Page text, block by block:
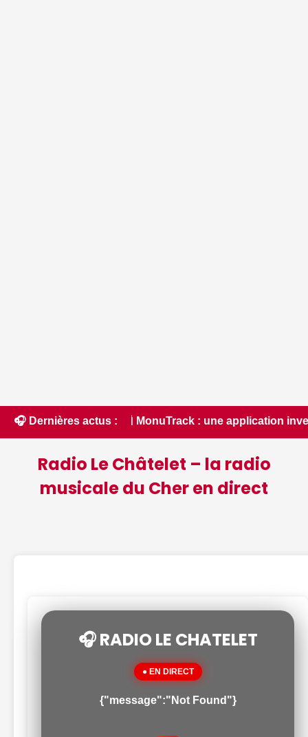
🎧 Dernières actus :
MonuTrack : une application inventée par un
Radio Le Châtelet – la radio
musicale du Cher en direct
🎧 RADIO LE CHATELET
● EN DIRECT
{"message":"Not Found"}